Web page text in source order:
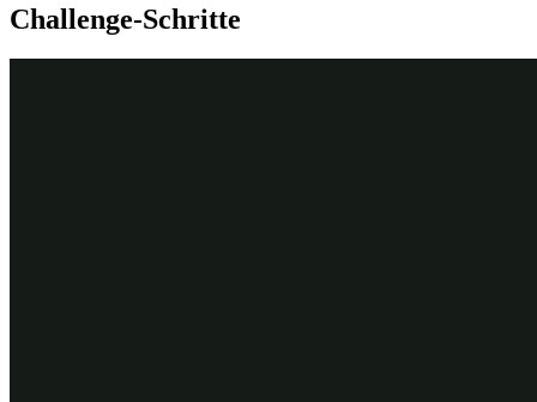
Challenge-Schritte